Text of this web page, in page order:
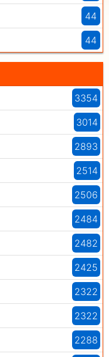
44
44
3354
3014
2893
2514
2506
2484
2482
2425
2322
2322
2288